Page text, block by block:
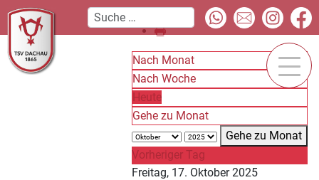
Nach Monat
Nach Woche
Heute
Gehe zu Monat
Gehe zu Monat
Vorheriger Tag
Freitag, 17. Oktober 2025